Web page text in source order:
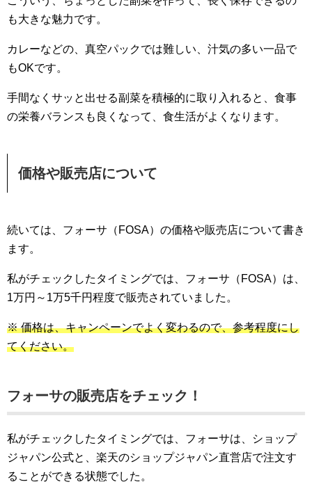
も大きな魅力です。
カレーなどの、真空パックでは難しい、汁気の多い一品で
もOKです。
手間なくサッと出せる副菜を積極的に取り入れると、食事
の栄養バランスも良くなって、食生活がよくなります。
価格や販売店について
続いては、フォーサ（FOSA）の価格や販売店について書き
ます。
私がチェックしたタイミングでは、フォーサ（FOSA）は、
1万円～1万5千円程度で販売されていました。
※ 価格は、キャンペーンでよく変わるので、参考程度にし
てください。
フォーサの販売店をチェック！
私がチェックしたタイミングでは、フォーサは、ショップ
ジャパン公式と、楽天のショップジャパン直営店で注文す
ることができる状態でした。